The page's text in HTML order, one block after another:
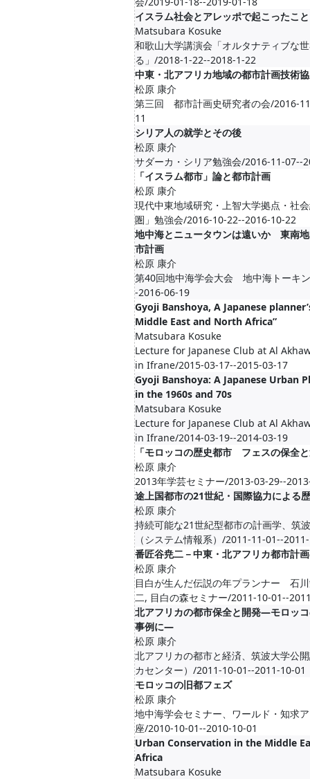
イスラム社会とアレッポで起こったこと
Matsubara Kosuke
和歌山大学講演会「オルタナティブな
る」/2018-1-22--2018-1-22
中東・北アフリカ地域の都市計画技術
松原 康介
第三回 都市計画史研究者の会/2016-
11
シリア人の就学とその後
松原 康介
サダーカ・シリア勉強会/2016-11-07--
「イスラム都市」論と都市計画
松原 康介
現代中東地域研究・上智大学拠点・社
圏」勉強会/2016-10-22--2016-10-22
地中海とニュータウンは遠いか 東南
市計画
松原 康介
第40回地中海学会大会 地中海トーキ
-2016-06-19
Gyoji Banshoya, A Japanese
Middle East and North Africa”
Matsubara Kosuke
Lecture for Japanese Club at Al
in Ifrane/2015-03-17--2015-03-17
Gyoji Banshoya: A Japanese Urban
in the 1960s and 70s
Matsubara Kosuke
Lecture for Japanese Club at Al
in Ifrane/2014-03-19--2014-03-19
「モロッコの歴史都市 フェスの保全
松原 康介
2013年学芸セミナー/2013-03-29--
途上国都市の21世紀・国際協力による
松原 康介
持続可能な21世紀型都市の計画学、筑
（システム情報系）/2011-11-01--
番匠谷尭二－中東・北アフリカ都市計
松原 康介
目白が生んだ伝説の年プランナー 石
二, 目白の森セミナー/2011-10-01--
北アフリカの都市保全と開発―モロッ
事例に―
松原 康介
北アフリカの都市と経済、筑波大学公
カセンター）/2011-10-01--2011-10-01
モロッコの旧都フェズ
松原 康介
地中海学会セミナー、ワールド・知求
座/2010-10-01--2010-10-01
Urban Conservation in the Middle
Africa
Matsubara Kosuke